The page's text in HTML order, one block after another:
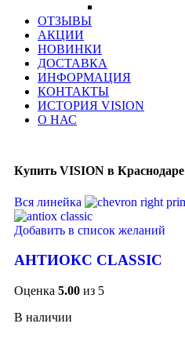
ОТЗЫВЫ
АКЦИИ
НОВИНКИ
ДОСТАВКА
ИНФОРМАЦИЯ
КОНТАКТЫ
ИСТОРИЯ VISION
О НАС
Купить VISION в Краснодаре
Вся линейка
Добавить в список желаний
АНТИОКС CLASSIC
Оценка 5.00 из 5
В наличии